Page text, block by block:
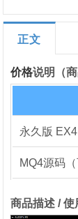
正文
价格说明（
永久版 EX4
MQ4源码
商品描述 / 使